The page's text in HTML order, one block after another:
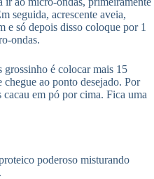
seguida, acrescente aveia,
e só depois disso coloque por 1
ondas.
é colocar mais 15
chegue ao ponto desejado. Por
em pó por cima. Fica uma
poderoso misturando